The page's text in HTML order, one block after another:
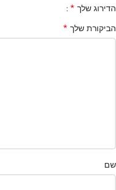
הדירוג שלך *
הביקורת שלך *
שם